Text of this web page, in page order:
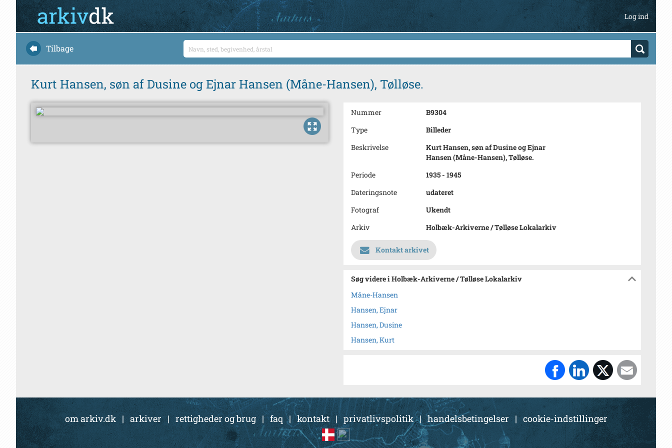
Log ind
Tilbage
Kurt Hansen, søn af Dusine og Ejnar Hansen (Måne-Hansen), Tølløse.
Nummer
B9304
Type
Billeder
Beskrivelse
Kurt Hansen, søn af Dusine og Ejnar
Hansen (Måne-Hansen), Tølløse.
Periode
1935 - 1945
Dateringsnote
udateret
Fotograf
Ukendt
Arkiv
Holbæk-Arkiverne / Tølløse Lokalarkiv
Kontakt arkivet
Søg videre i Holbæk-Arkiverne / Tølløse Lokalarkiv
Måne-Hansen
Hansen, Ejnar
Hansen, Dusine
Hansen, Kurt
om arkiv.dk | arkiver| rettigheder og brug|faq |kontakt| privatlivspolitik|handelsbetingelser | cookie-indstillinger